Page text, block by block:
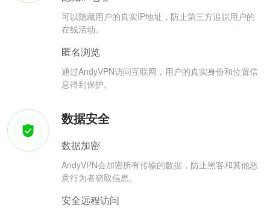
可以隐藏用户的真实IP地址，防止第三方追踪用户的
在线活动。
匿名浏览
通过AndyVPN访问互联网，用户的真实身份和位置信
息得到保护。
数据安全
数据加密
AndyVPN会加密所有传输的数据，防止黑客和其他恶
意行为者窃取信息。
安全远程访问